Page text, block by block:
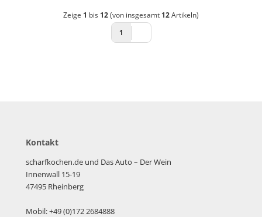
Zeige 1 bis 12(von insgesamt 12Artikeln)
1
Kontakt
scharfkochen.de und Das Auto – Der Wein
Innenwall 15-19
47495 Rheinberg
Mobil: +49 (0)172 2684888